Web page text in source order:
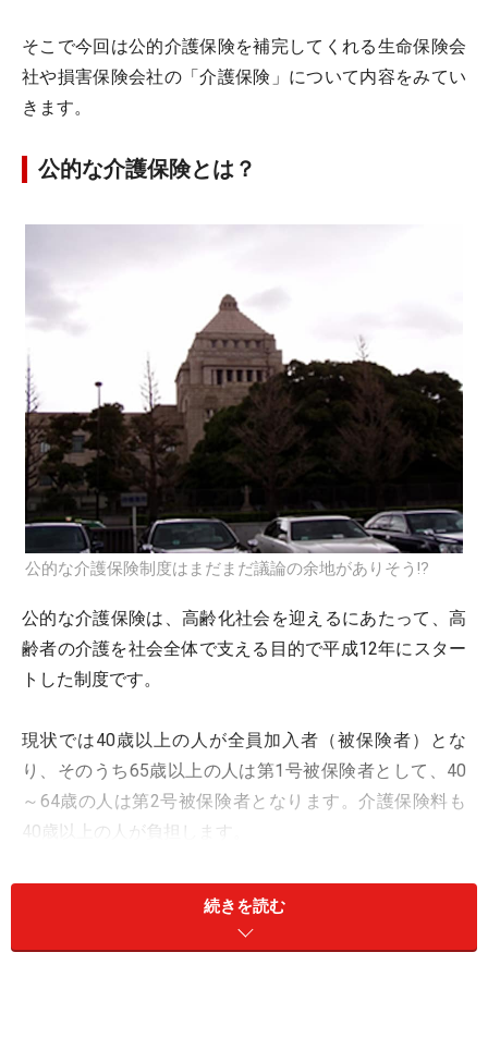
そこで今回は公的介護保険を補完してくれる生命保険会
社や損害保険会社の「介護保険」について内容をみてい
きます。
公的な介護保険とは？
公的な介護保険制度はまだまだ議論の余地がありそう!?
公的な介護保険は、高齢化社会を迎えるにあたって、高
齢者の介護を社会全体で支える目的で平成12年にスター
トした制度です。
現状では40歳以上の人が全員加入者（被保険者）とな
り、そのうち65歳以上の人は第1号被保険者として、40
～64歳の人は第2号被保険者となります。介護保険料も
40歳以上の人が負担します。
■介護サービスを利用するには、
区市町村に要介護認定の申請
続きを読む